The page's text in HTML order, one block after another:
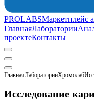
PROLABSМаркетплейс
ГлавнаяЛаборатории
проектеКонтакты
ГлавнаяЛабораторииХромолаб
Исследование